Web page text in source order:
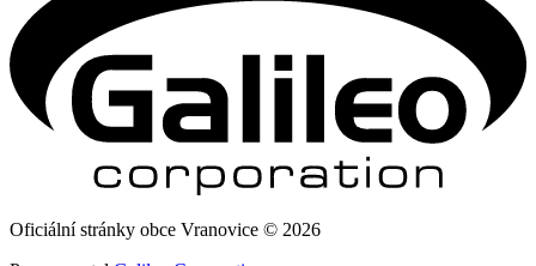
Oficiální stránky obce Vranovice © 2026